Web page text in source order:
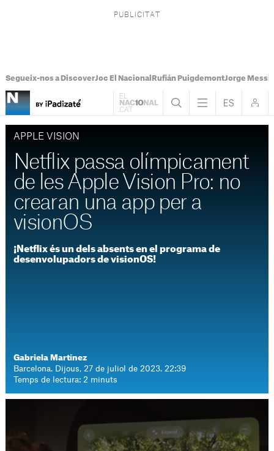
Segueix-nos a DiscoverJoc El Nacional Rufián PuigdemontJorge Messi
APPLE VISION
Netflix passa olímpicament
de les Apple Vision Pro: no
crearan una app per a
visionOS
¡Netflix és un dels absents en el programa de
desenvolupadors de visionOS!
Gabriela Martínez
Barcelona. Dijous, 27 de juliol de 2023. 22:39
Temps de lectura: 2 minuts